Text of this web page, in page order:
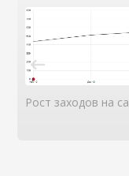
Рост заходов на